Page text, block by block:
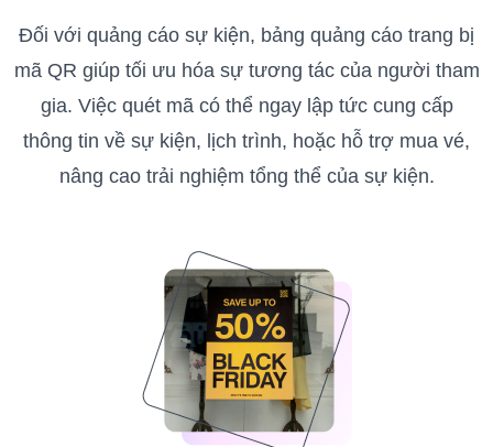
Đối với quảng cáo sự kiện, bảng quảng cáo trang bị
mã QR giúp tối ưu hóa sự tương tác của người tham
gia. Việc quét mã có thể ngay lập tức cung cấp
thông tin về sự kiện, lịch trình, hoặc hỗ trợ mua vé,
nâng cao trải nghiệm tổng thể của sự kiện.